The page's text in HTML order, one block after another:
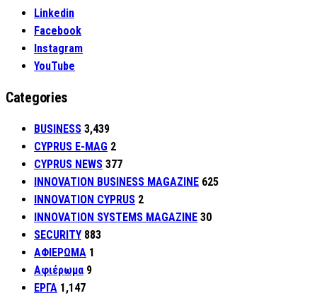
Linkedin
Facebook
Instagram
YouTube
Categories
BUSINESS 3,439
CYPRUS E-MAG 2
CYPRUS NEWS 377
INNOVATION BUSINESS MAGAZINE 625
INNOVATION CYPRUS 2
INNOVATION SYSTEMS MAGAZINE 30
SECURITY 883
ΑΦΙΕΡΩΜΑ 1
Αφιέρωμα 9
ΕΡΓΑ 1,147